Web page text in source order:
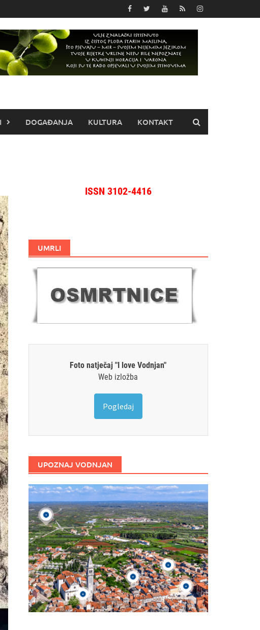
DOGAĐANJA KULTURA KONTAKT
ISSN 3102-4416
UMRLI
Foto natječaj "I love Vodnjan"
Web izložba
Pogledaj
UPOZNAJ VODNJAN